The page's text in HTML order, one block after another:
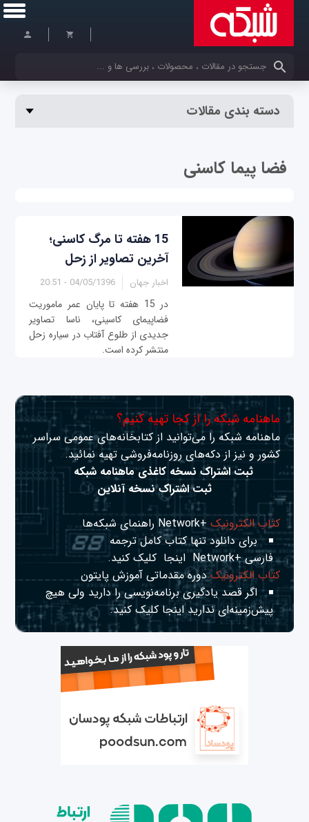
کلمات کلیدی خود را وارد کنید
دسته بندی مقالات
فضا پیما کاسنی
15 هفته تا مرگ کاسنی؛
آخرین تصاویر از زحل
اخبار جهان 04/05/1396 - 20:51
در 15 هفته تا پایان عمر ماموریت
فضاپیمای کاسینی، ناسا تصاویر
جدیدی از طلوع آفتاب در سیاره زحل
منتشر کرده است.
ماهنامه شبکه را از کجا تهیه کنیم؟
ماهنامه شبکه را می‌توانید از کتابخانه‌های عمومی سراسر
کشور و نیز از دکه‌های روزنامه‌فروشی تهیه نمائید.
ثبت اشتراک نسخه کاغذی ماهنامه شبکه
ثبت اشتراک نسخه آنلاین
کتاب الکترونیک+Network راهنمای شبکه‌ها
برای دانلود تنها کتاب کامل ترجمه
فارسی +Network
اینجا کلیک کنید.
کتاب الکترونیکدوره مقدماتی آموزش پایتون
اگر قصد یادگیری برنامه‌نویسی را دارید ولی هیچ
پیش‌زمینه‌ای نداریداینجا کلیک کنید.